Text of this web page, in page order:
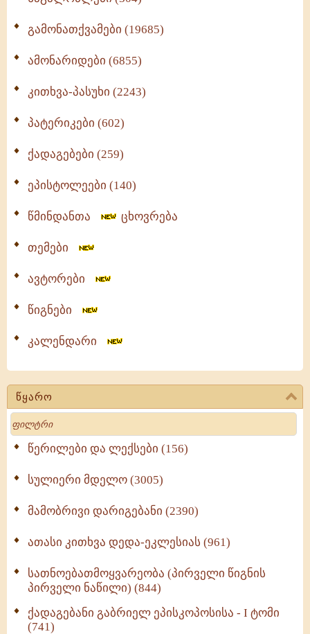
გამონათქვამები (19685)
ამონარიდები (6855)
კითხვა-პასუხი (2243)
პატერიკები (602)
ქადაგებები (259)
ეპისტოლეები (140)
წმინდანთა ცხოვრება
თემები
ავტორები
წიგნები
კალენდარი
წყარო
Search
წერილები და ლექსები (156)
სულიერი მდელო (3005)
მამობრივი დარიგებანი (2390)
ათასი კითხვა დედა-ეკლესიას (961)
სათნოებათმოყვარეობა (პირველი წიგნის
პირველი ნაწილი) (844)
ქადაგებანი გაბრიელ ეპისკოპოსისა - I ტომი
(741)